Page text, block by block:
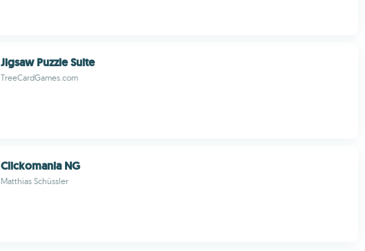
Jigsaw Puzzle Suite
TreeCardGames.com
Clickomania NG
Matthias Schüssler